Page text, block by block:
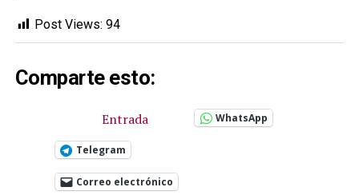
Post Views: 94
Comparte esto:
Entrada WhatsApp
Telegram
Correo electrónico